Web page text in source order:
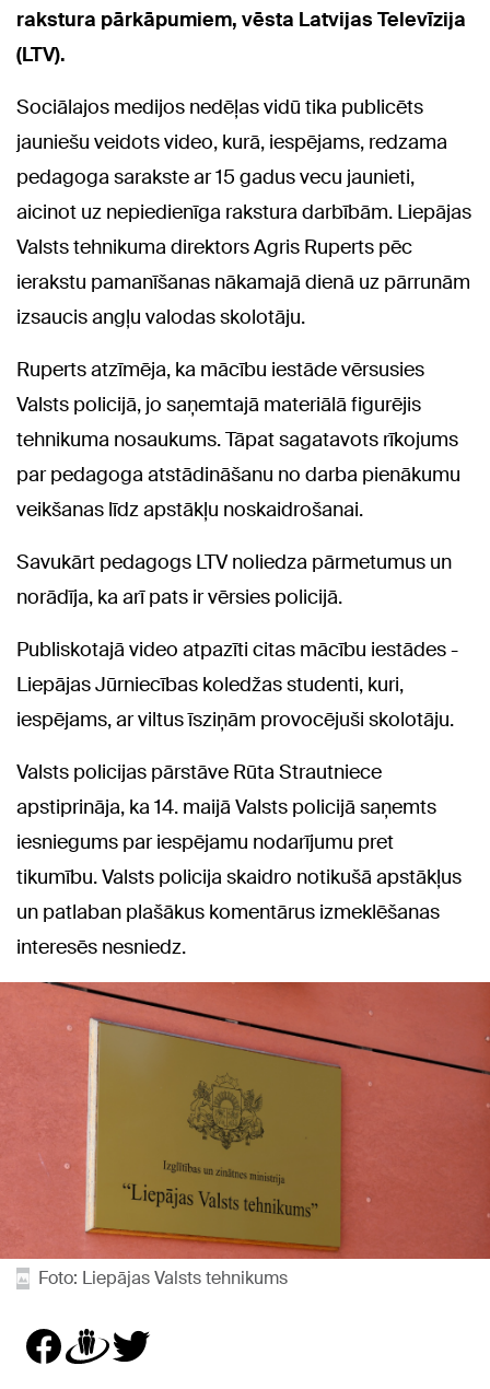
rakstura pārkāpumiem, vēsta Latvijas Televīzija
(LTV).
Sociālajos medijos nedēļas vidū tika publicēts
jauniešu veidots video, kurā, iespējams, redzama
pedagoga sarakste ar 15 gadus vecu jaunieti,
aicinot uz nepiedienīga rakstura darbībām. Liepājas
Valsts tehnikuma direktors Agris Ruperts pēc
ierakstu pamanīšanas nākamajā dienā uz pārrunām
izsaucis angļu valodas skolotāju.
Ruperts atzīmēja, ka mācību iestāde vērsusies
Valsts policijā, jo saņemtajā materiālā figurējis
tehnikuma nosaukums. Tāpat sagatavots rīkojums
par pedagoga atstādināšanu no darba pienākumu
veikšanas līdz apstākļu noskaidrošanai.
Savukārt pedagogs LTV noliedza pārmetumus un
norādīja, ka arī pats ir vērsies policijā.
Publiskotajā video atpazīti citas mācību iestādes -
Liepājas Jūrniecības koledžas studenti, kuri,
iespējams, ar viltus īsziņām provocējuši skolotāju.
Valsts policijas pārstāve Rūta Strautniece
apstiprināja, ka 14. maijā Valsts policijā saņemts
iesniegums par iespējamu nodarījumu pret
tikumību. Valsts policija skaidro notikušā apstākļus
un patlaban plašākus komentārus izmeklēšanas
interesēs nesniedz.
Foto: Liepājas Valsts tehnikums